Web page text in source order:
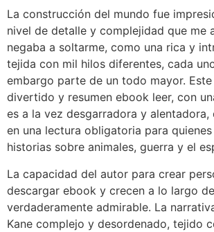
La construcción del mundo fue
nivel de detalle y complejidad que me
negaba a soltarme, como una rica y
tejida con mil hilos diferentes, cada
embargo parte de un todo mayor.
divertido y resumen ebook leer, con
es a la vez desgarradora y
en una lectura obligatoria para
historias sobre animales, guerra y el
La capacidad del autor para crear
descargar ebook y crecen a lo largo
verdaderamente admirable. La
Kane complejo y desordenado, tejido